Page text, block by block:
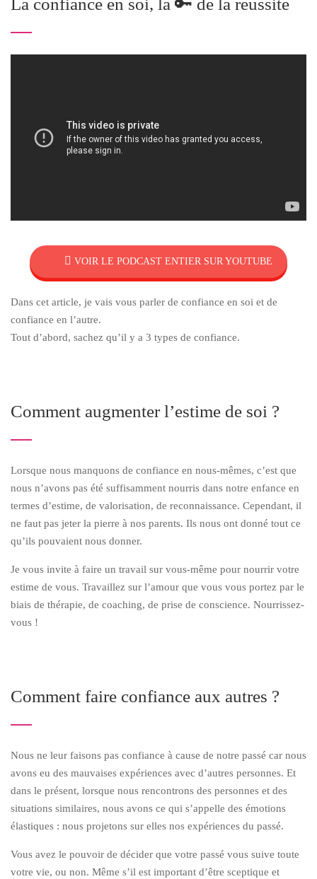
La confiance en soi, la 🔑 de la réussite
VOIR LE PODCAST ENTIER SUR YOUTUBE
Dans cet article, je vais vous parler de confiance en soi et de
confiance en l’autre.
Tout d’abord, sachez qu’il y a 3 types de confiance.
Comment augmenter l’estime de soi ?
Lorsque nous manquons de confiance en nous-mêmes, c’est que
nous n’avons pas été suffisamment nourris dans notre enfance en
termes d’estime, de valorisation, de reconnaissance. Cependant, il
ne faut pas jeter la pierre à nos parents. Ils nous ont donné tout ce
qu’ils pouvaient nous donner.
Je vous invite à faire un travail sur vous-même pour nourrir votre
estime de vous. Travaillez sur l’amour que vous vous portez par le
biais de thérapie, de coaching, de prise de conscience. Nourrissez-
vous !
Comment faire confiance aux autres ?
Nous ne leur faisons pas confiance à cause de notre passé car nous
avons eu des mauvaises expériences avec d’autres personnes. Et
dans le présent, lorsque nous rencontrons des personnes et des
situations similaires, nous avons ce qui s’appelle des émotions
élastiques : nous projetons sur elles nos expériences du passé.
Vous avez le pouvoir de décider que votre passé vous suive toute
votre vie, ou non. Même s’il est important d’être sceptique et